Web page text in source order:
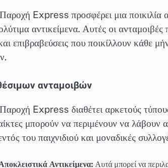
Express προσφέρει μια ποικιλία
αντικείμενα. Αυτές οι
επιβραβεύσεις που ποικίλλουν κάθε
ανταμοιβών
Express διαθέτει αρκετούς
μπορούν να περιμένουν να
του παιχνιδιού και μοναδικές
Αντικείμενα: Αυτά μπορεί να